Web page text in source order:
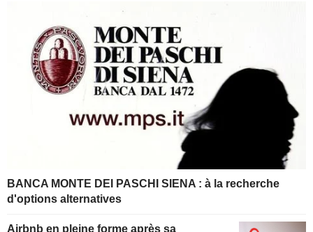
BANCA MONTE DEI PASCHI SIENA : à la recherche
d'options alternatives
Airbnb en pleine forme après sa